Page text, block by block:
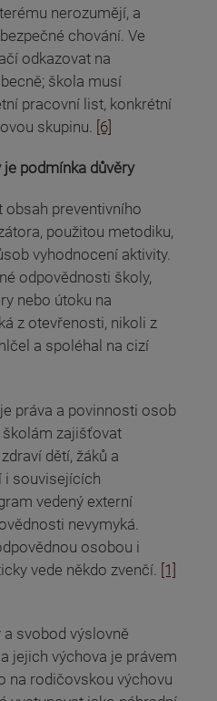
nerozumějí, a
chování. Ve
odkazovat na
škola musí
pracovní list, konkrétní
skupinu. [6]
podmínka důvěry
obsah preventivního
použitou metodiku,
vyhodnocení aktivity.
odpovědnosti školy,
nebo útoku na
z otevřenosti, nikoli z
a spoléhal na cizí
práva a povinnosti osob
školám zajišťovat
dětí, žáků a
i souvisejících
vedený externí
nevymyká.
osobou i
vede někdo zvenčí. [1]
svobod výslovně
jejich výchova je právem
na rodičovskou výchovu